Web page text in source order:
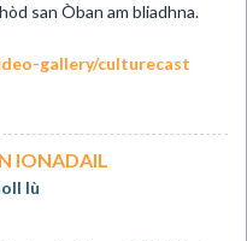
san Òban am bliadhna.
gallery/culturecast
IONADAIL
Iù